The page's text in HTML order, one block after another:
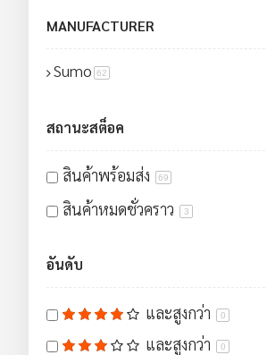
ปลอกสายเชื่อม
MANUFACTURER
Sumo 62
สถานะสต็อค
สินค้าพร้อมส่ง 69
สินค้าหมดชั่วคราว 3
อันดับ
และสูงกว่า 0
และสูงกว่า 0